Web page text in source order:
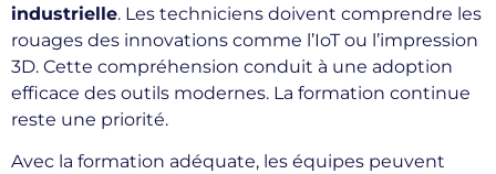
industrielle. Les techniciens doivent comprendre les
rouages des innovations comme l’IoT ou l’impression
3D. Cette compréhension conduit à une adoption
efficace des outils modernes. La formation continue
reste une priorité.
Avec la formation adéquate, les équipes peuvent